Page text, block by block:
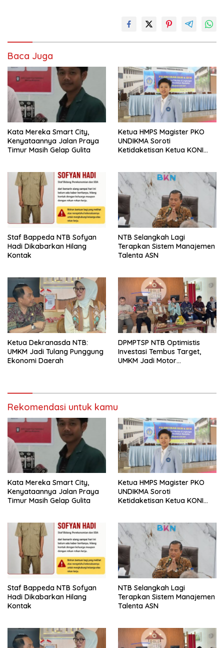
Baca Juga
Kata Mereka Smart City,
Kenyataannya Jalan Praya
Timur Masih Gelap Gulita
Ketua HMPS Magister PKO
UNDIKMA Soroti
Ketidaketisan Ketua KONI
Arena Kepentingan Sesaat
Staf Bappeda NTB Sofyan
Hadi Dikabarkan Hilang
Kontak
NTB Selangkah Lagi
Terapkan Sistem Manajemen
Talenta ASN
Ketua Dekranasda NTB:
UMKM Jadi Tulang Punggung
Ekonomi Daerah
DPMPTSP NTB Optimistis
Investasi Tembus Target,
UMKM Jadi Motor
Rekomendasi untuk kamu
Kata Mereka Smart City,
Kenyataannya Jalan Praya
Timur Masih Gelap Gulita
Ketua HMPS Magister PKO
UNDIKMA Soroti
Ketidaketisan Ketua KONI
Arena Kepentingan Sesaat
Staf Bappeda NTB Sofyan
Hadi Dikabarkan Hilang
Kontak
NTB Selangkah Lagi
Terapkan Sistem Manajemen
Talenta ASN